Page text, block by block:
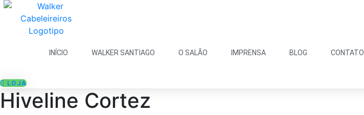
INÍCIO WALKER SANTIAGO O SALÃO IMPRENSA BLOG CONTATO
LOJA
Hiveline Cortez